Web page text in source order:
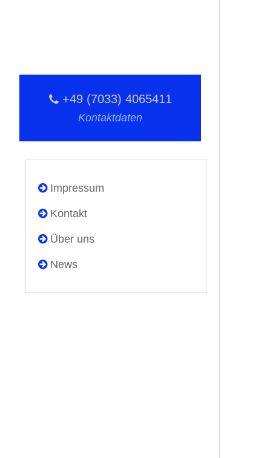
+49 (7033) 4065411
Kontaktdaten
Impressum
Kontakt
Über uns
News